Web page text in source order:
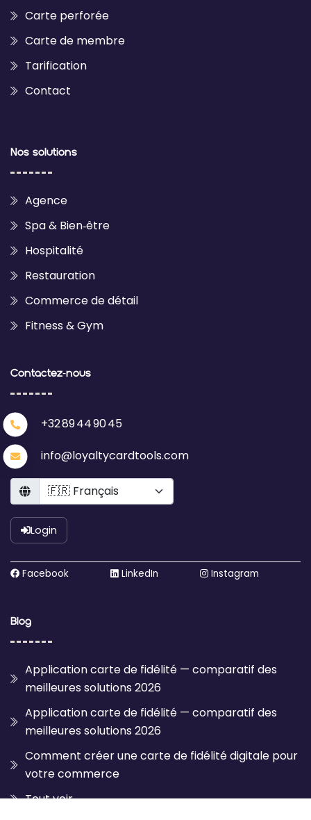
Carte perforée
Carte de membre
Tarification
Contact
Nos solutions
Agence
Spa & Bien‑être
Hospitalité
Restauration
Commerce de détail
Fitness & Gym
Contactez‑nous
+32 89 44 90 45
info@loyaltycardtools.com
Language
Login
Facebook LinkedIn Instagram
Blog
Application carte de fidélité — comparatif des
meilleures solutions 2026
Application carte de fidélité — comparatif des
meilleures solutions 2026
Comment créer une carte de fidélité digitale pour
votre commerce
Tout voir